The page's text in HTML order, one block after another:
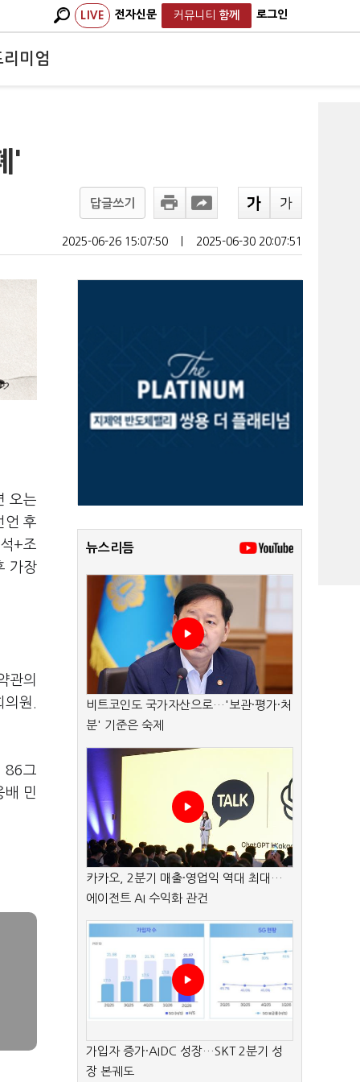
LIVE 전자신문 커뮤니티 함께 로그인
리미엄
'
답글쓰기
2025-06-26 15:07:50 2025-06-30 20:07:51
오는
언 후
+조
가장
관의
원.
86그
배 민
뉴스리듬
비트코인도 국가자산으로…'보관·평가·처
분' 기준은 숙제
카카오, 2분기 매출·영업익 역대 최대…
에이전트 AI 수익화 관건
가입자 증가·AIDC 성장…SKT 2분기 성
장 본궤도